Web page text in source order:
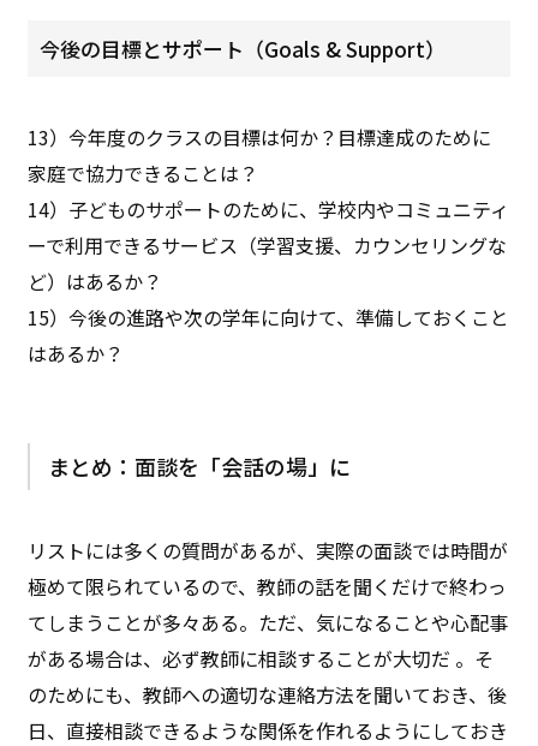
今後の目標とサポート（Goals & Support）
13）今年度のクラスの目標は何か？目標達成のために
家庭で協力できることは？
14）子どものサポートのために、学校内やコミュニティ
ーで利用できるサービス（学習支援、カウンセリングな
ど）はあるか？
15）今後の進路や次の学年に向けて、準備しておくこと
はあるか？
まとめ：面談を「会話の場」に
リストには多くの質問があるが、実際の面談では時間が
極めて限られているので、教師の話を聞くだけで終わっ
てしまうことが多々ある。ただ、気になることや心配事
がある場合は、必ず教師に相談することが大切だ 。そ
のためにも、教師への適切な連絡方法を聞いておき、後
日、直接相談できるような関係を作れるようにしておき